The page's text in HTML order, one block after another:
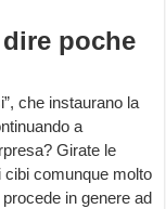
poche
che instaurano la
a
Girate le
cibi comunque molto
in genere ad